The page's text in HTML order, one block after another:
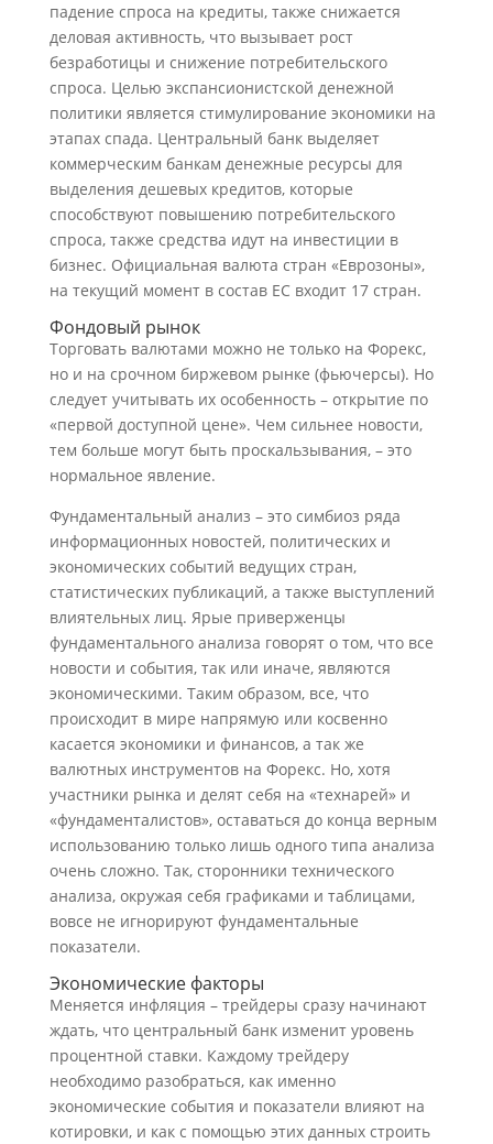
падение спроса на кредиты, также снижается
деловая активность, что вызывает рост
безработицы и снижение потребительского
спроса. Целью экспансионистской денежной
политики является стимулирование экономики на
этапах спада. Центральный банк выделяет
коммерческим банкам денежные ресурсы для
выделения дешевых кредитов, которые
способствуют повышению потребительского
спроса, также средства идут на инвестиции в
бизнес. Официальная валюта стран «Еврозоны»,
на текущий момент в состав ЕС входит 17 стран.
Фондовый рынок
Торговать валютами можно не только на Форекс,
но и на срочном биржевом рынке (фьючерсы). Но
следует учитывать их особенность – открытие по
«первой доступной цене». Чем сильнее новости,
тем больше могут быть проскальзывания, – это
нормальное явление.
Фундаментальный анализ – это симбиоз ряда
информационных новостей, политических и
экономических событий ведущих стран,
статистических публикаций, а также выступлений
влиятельных лиц. Ярые приверженцы
фундаментального анализа говорят о том, что все
новости и события, так или иначе, являются
экономическими. Таким образом, все, что
происходит в мире напрямую или косвенно
касается экономики и финансов, а так же
валютных инструментов на Форекс. Но, хотя
участники рынка и делят себя на «технарей» и
«фундаменталистов», оставаться до конца верным
использованию только лишь одного типа анализа
очень сложно. Так, сторонники технического
анализа, окружая себя графиками и таблицами,
вовсе не игнорируют фундаментальные
показатели.
Экономические факторы
Меняется инфляция – трейдеры сразу начинают
ждать, что центральный банк изменит уровень
процентной ставки. Каждому трейдеру
необходимо разобраться, как именно
экономические события и показатели влияют на
котировки, и как с помощью этих данных строить